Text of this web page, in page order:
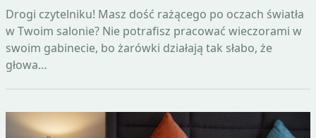
Drogi czytelniku! Masz dość rażącego po oczach światła
w Twoim salonie? Nie potrafisz pracować wieczorami w
swoim gabinecie, bo żarówki działają tak słabo, że
głowa…